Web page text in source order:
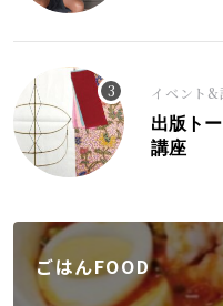
イベント&
出版ト
講座
ごはんFOOD